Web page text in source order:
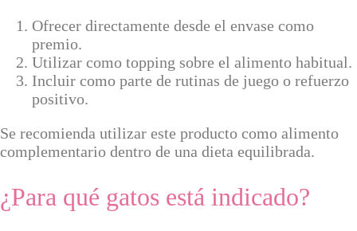
Ofrecer directamente desde el envase como
premio.
Utilizar como topping sobre el alimento habitual.
Incluir como parte de rutinas de juego o refuerzo
positivo.
Se recomienda utilizar este producto como alimento
complementario dentro de una dieta equilibrada.
¿Para qué gatos está indicado?